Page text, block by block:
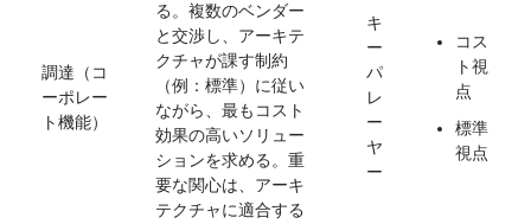
調達（コ
ーポレー
ト機能）
る。複数のベンダー
と交渉し、アーキテ
クチャが課す制約
（例：標準）に従い
ながら、最もコスト
効果の高いソリュー
ションを求める。重
要な関心は、アーキ
テクチャに適合する
キ
ー
パ
レ
ー
ヤ
ー
コス
ト視
点
標準
視点